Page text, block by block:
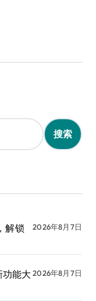
解锁
2026年8月7日
功能大 2026年8月7日